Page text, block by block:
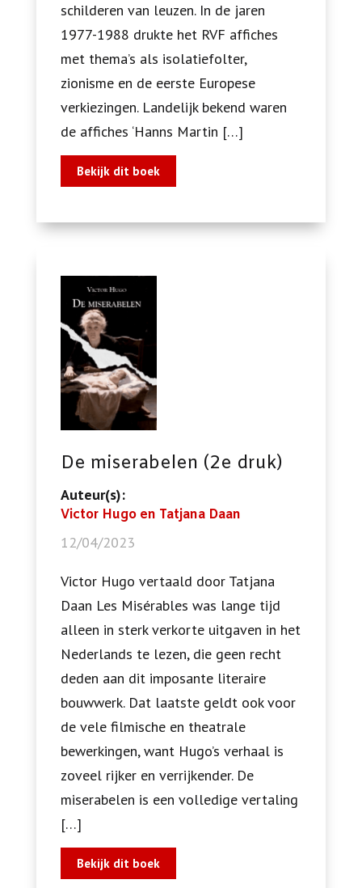
schilderen van leuzen. In de jaren
1977-1988 drukte het RVF affiches
met thema’s als isolatiefolter,
zionisme en de eerste Europese
verkiezingen. Landelijk bekend waren
de affiches ‘Hanns Martin […]
Bekijk dit boek
De miserabelen (2e druk)
Auteur(s):
Victor Hugo en Tatjana Daan
12/04/2023
Victor Hugo vertaald door Tatjana
Daan Les Misérables was lange tijd
alleen in sterk verkorte uitgaven in het
Nederlands te lezen, die geen recht
deden aan dit imposante literaire
bouwwerk. Dat laatste geldt ook voor
de vele filmische en theatrale
bewerkingen, want Hugo’s verhaal is
zoveel rijker en verrijkender. De
miserabelen is een volledige vertaling
[…]
Bekijk dit boek